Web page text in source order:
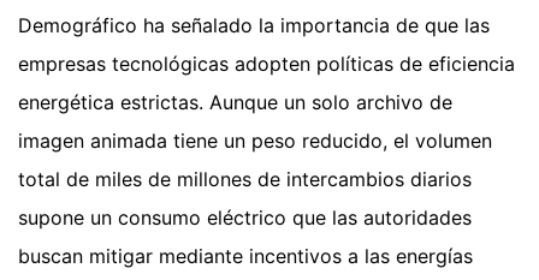
Demográfico ha señalado la importancia de que las
empresas tecnológicas adopten políticas de eficiencia
energética estrictas. Aunque un solo archivo de
imagen animada tiene un peso reducido, el volumen
total de miles de millones de intercambios diarios
supone un consumo eléctrico que las autoridades
buscan mitigar mediante incentivos a las energías